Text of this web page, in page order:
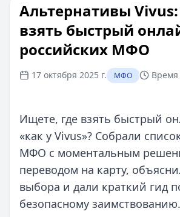
Альтернативы Vivus:
взять быстрый
российских МФО
17 октября 2025 г. МФО Время
Ищете, где взять быстрый
«как у Vivus»? Собрали
МФО с моментальным
переводом на карту,
выбора и дали краткий гид
безопасному заимствованию.